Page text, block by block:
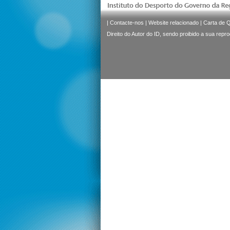
| Contacte-nos | Website relacionado | Carta de
Direito do Autor do ID, sendo proibido a sua